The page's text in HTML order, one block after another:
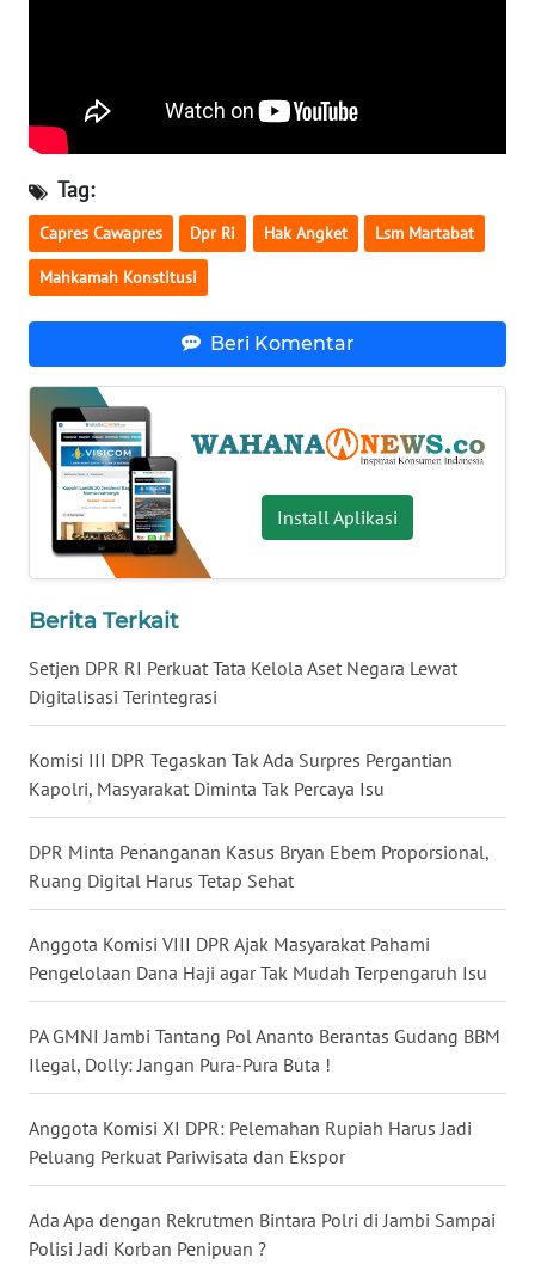
Tag:
Capres Cawapres Dpr Ri Hak Angket Lsm Martabat
Mahkamah Konstitusi
Beri Komentar
Install Aplikasi
Berita Terkait
Setjen DPR RI Perkuat Tata Kelola Aset Negara Lewat
Digitalisasi Terintegrasi
Komisi III DPR Tegaskan Tak Ada Surpres Pergantian
Kapolri, Masyarakat Diminta Tak Percaya Isu
DPR Minta Penanganan Kasus Bryan Ebem Proporsional,
Ruang Digital Harus Tetap Sehat
Anggota Komisi VIII DPR Ajak Masyarakat Pahami
Pengelolaan Dana Haji agar Tak Mudah Terpengaruh Isu
PA GMNI Jambi Tantang Pol Ananto Berantas Gudang BBM
Ilegal, Dolly: Jangan Pura-Pura Buta !
Anggota Komisi XI DPR: Pelemahan Rupiah Harus Jadi
Peluang Perkuat Pariwisata dan Ekspor
Ada Apa dengan Rekrutmen Bintara Polri di Jambi Sampai
Polisi Jadi Korban Penipuan ?
WN
WN
SERAMBI
WN
WN
SULTRA
WN
NTB
WN
SULTENG
WN
SULBAR
WN
BABEL
WN
SUMBAR
WN
SUMSEL
WN
BENGKULU
LAMPUNG
JATENG